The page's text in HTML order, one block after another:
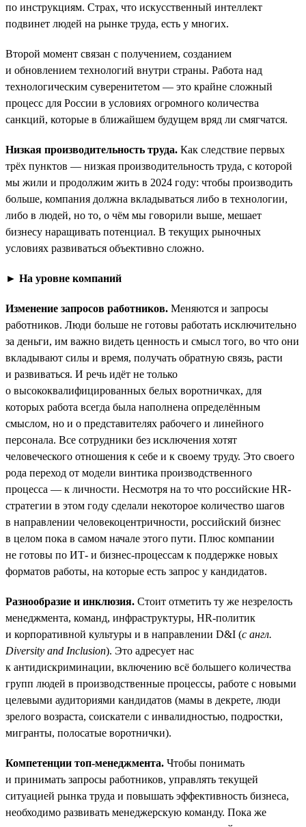
по инструкциям. Страх, что искусственный интеллект
подвинет людей на рынке труда, есть у многих.
Второй момент связан с получением, созданием
и обновлением технологий внутри страны. Работа над
технологическим суверенитетом — это крайне сложный
процесс для России в условиях огромного количества
санкций, которые в ближайшем будущем вряд ли смягчатся.
Низкая производительность труда. Как следствие первых
трёх пунктов — низкая производительность труда, с которой
мы жили и продолжим жить в 2024 году: чтобы производить
больше, компания должна вкладываться либо в технологии,
либо в людей, но то, о чём мы говорили выше, мешает
бизнесу наращивать потенциал. В текущих рыночных
условиях развиваться объективно сложно.
► На уровне компаний
Изменение запросов работников. Меняются и запросы
работников. Люди больше не готовы работать исключительно
за деньги, им важно видеть ценность и смысл того, во что они
вкладывают силы и время, получать обратную связь, расти
и развиваться. И речь идёт не только
о высококвалифицированных белых воротничках, для
которых работа всегда была наполнена определённым
смыслом, но и о представителях рабочего и линейного
персонала. Все сотрудники без исключения хотят
человеческого отношения к себе и к своему труду. Это своего
рода переход от модели винтика производственного
процесса — к личности. Несмотря на то что российские HR-
стратегии в этом году сделали некоторое количество шагов
в направлении человекоцентричности, российский бизнес
в целом пока в самом начале этого пути. Плюс компании
не готовы по ИТ- и бизнес-процессам к поддержке новых
форматов работы, на которые есть запрос у кандидатов.
Разнообразие и инклюзия. Стоит отметить ту же незрелость
менеджмента, команд, инфраструктуры, HR-политик
и корпоративной культуры и в направлении D&I (с англ.
Diversity and Inclusion). Это адресует нас
к антидискриминации, включению всё большего количества
групп людей в производственные процессы, работе с новыми
целевыми аудиториями кандидатов (мамы в декрете, люди
зрелого возраста, соискатели с инвалидностью, подростки,
мигранты, полосатые воротнички).
Компетенции топ-менеджмента. Чтобы понимать
и принимать запросы работников, управлять текущей
ситуацией рынка труда и повышать эффективность бизнеса,
необходимо развивать менеджерскую команду. Пока же